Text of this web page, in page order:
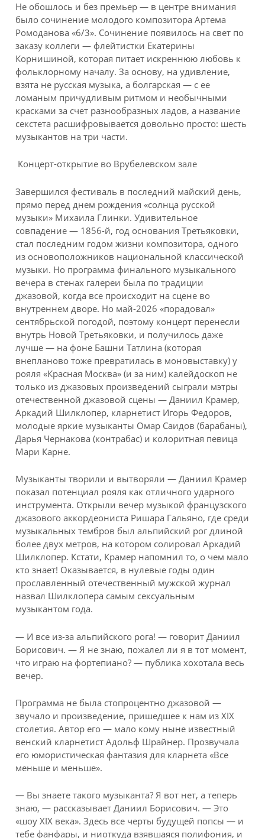
Не обошлось и без премьер — в центре внимания
было сочинение молодого композитора Артема
Ромоданова «6/3». Сочинение появилось на свет по
заказу коллеги — флейтистки Екатерины
Корнишиной, которая питает искреннюю любовь к
фольклорному началу. За основу, на удивление,
взята не русская музыка, а болгарская — с ее
ломаным причудливым ритмом и необычными
красками за счет разнообразных ладов, а название
секстета расшифровывается довольно просто: шесть
музыкантов на три части.
Концерт-открытие во Врубелевском зале
Завершился фестиваль в последний майский день,
прямо перед днем рождения «солнца русской
музыки» Михаила Глинки. Удивительное
совпадение — 1856-й, год основания Третьяковки,
стал последним годом жизни композитора, одного
из основоположников национальной классической
музыки. Но программа финального музыкального
вечера в стенах галереи была по традиции
джазовой, когда все происходит на сцене во
внутреннем дворе. Но май-2026 «порадовал»
сентябрьской погодой, поэтому концерт перенесли
внутрь Новой Третьяковки, и получилось даже
лучше — на фоне Башни Татлина (которая
внепланово тоже превратилась в моновыставку) у
рояля «Красная Москва» (и за ним) калейдоскоп не
только из джазовых произведений сыграли мэтры
отечественной джазовой сцены — Даниил Крамер,
Аркадий Шилклопер, кларнетист Игорь Федоров,
молодые яркие музыканты Омар Саидов (барабаны),
Дарья Чернакова (контрабас) и колоритная певица
Мари Карне.
Музыканты творили и вытворяли — Даниил Крамер
показал потенциал рояля как отличного ударного
инструмента. Открыли вечер музыкой французского
джазового аккордеониста Ришара Гальяно, где среди
музыкальных тембров был альпийский рог длиной
более двух метров, на котором солировал Аркадий
Шилклопер. Кстати, Крамер напомнил то, о чем мало
кто знает! Оказывается, в нулевые годы один
прославленный отечественный мужской журнал
назвал Шилклопера самым сексуальным
музыкантом года.
— И все из-за альпийского рога! — говорит Даниил
Борисович. — Я не знаю, пожалел ли я в тот момент,
что играю на фортепиано? — публика хохотала весь
вечер.
Программа не была стопроцентно джазовой —
звучало и произведение, пришедшее к нам из XIX
столетия. Автор его — мало кому ныне известный
венский кларнетист Адольф Шрайнер. Прозвучала
его юмористическая фантазия для кларнета «Все
меньше и меньше».
— Вы знаете такого музыканта? Я вот нет, а теперь
знаю, — рассказывает Даниил Борисович. — Это
«шоу XIX века». Здесь все черты будущей попсы — и
тебе фанфары, и ниоткуда взявшаяся полифония, и